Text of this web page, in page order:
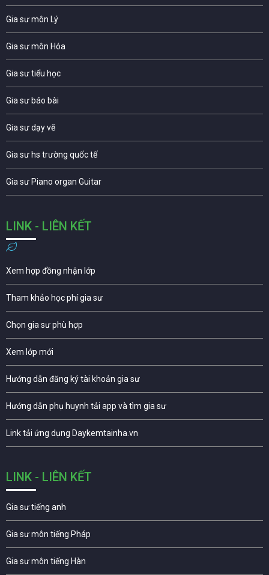
Gia sư môn Lý
Gia sư môn Hóa
Gia sư tiểu học
Gia sư báo bài
Gia sư dạy vẽ
Gia sư hs trường quốc tế
Gia sư Piano organ Guitar
LINK - LIÊN KẾT
Xem hợp đồng nhận lớp
Tham khảo học phí gia sư
Chọn gia sư phù hợp
Xem lớp mới
Hướng dẫn đăng ký tài khoản gia sư
Hướng dẫn phụ huynh tải app và tìm gia sư
Link tải ứng dụng Daykemtainha.vn
LINK - LIÊN KẾT
Gia sư tiếng anh
Gia sư môn tiếng Pháp
Gia sư môn tiếng Hàn